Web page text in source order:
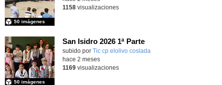
50 imágenes
1158visualizaciones
San Isidro 2026 1ª Parte
subido por Tic cp elolivo coslada
50 imágenes
hace 2 meses
1169visualizaciones